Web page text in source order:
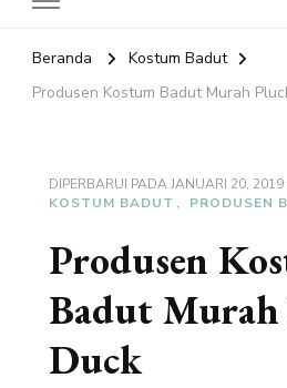
Beranda
Kostum Badut
Produsen Kostum Badut Murah
DIPERBARUI PADAJANUARI 20, 2019
KOSTUM BADUT
PRODUSEN
Produsen
Badut
Duck